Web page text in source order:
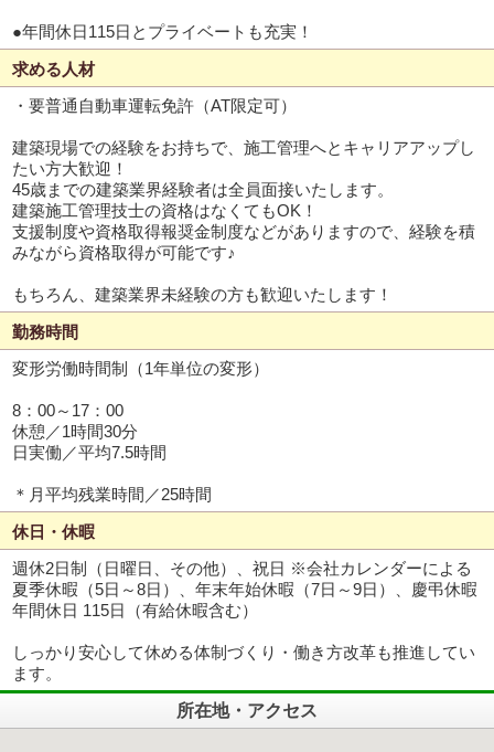
●年間休日115日とプライベートも充実！
求める人材
・要普通自動車運転免許（AT限定可）
建築現場での経験をお持ちで、施工管理へとキャリアアップし
たい方大歓迎！
45歳までの建築業界経験者は全員面接いたします。
建築施工管理技士の資格はなくてもOK！
支援制度や資格取得報奨金制度などがありますので、経験を積
みながら資格取得が可能です♪
もちろん、建築業界未経験の方も歓迎いたします！
勤務時間
変形労働時間制（1年単位の変形）
8：00～17：00
休憩／1時間30分
日実働／平均7.5時間
＊月平均残業時間／25時間
休日・休暇
週休2日制（日曜日、その他）、祝日 ※会社カレンダーによる
夏季休暇（5日～8日）、年末年始休暇（7日～9日）、慶弔休暇
年間休日 115日（有給休暇含む）
しっかり安心して休める体制づくり・働き方改革も推進してい
ます。
所在地・アクセス